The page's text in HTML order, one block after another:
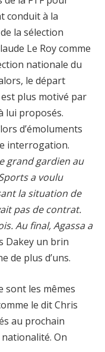
conduit à la
la sélection
Le Roy comme
nationale du
le départ
est plus motivé par
lui proposés.
d’émoluments
interrogation.
grand gardien au
a voulu
la situation de
pas de contrat.
Au final, Agassa a
Dakey un brin
de plus d’uns.
sont les mêmes
le dit Chris
au prochain
On